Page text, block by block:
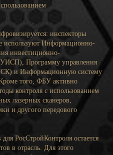
инспекторы
используют Информационно-
инвестиционно-
Программу управления
и Информационную систему
того, ФБУ активно
контроля с использованием
лазерных сканеров,
и другого передового
РосСтройКонтроля остается
в отрасль. Для этого